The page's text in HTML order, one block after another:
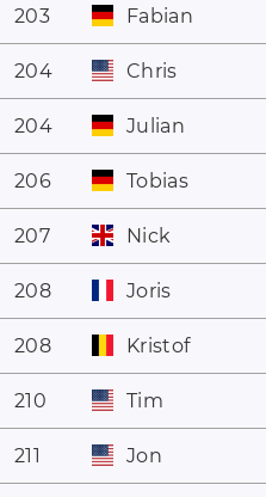
203 Fabian
204 Chris
204 Julian
206 Tobias
207 Nick
208 Joris
208 Kristof
210 Tim
211 Jon